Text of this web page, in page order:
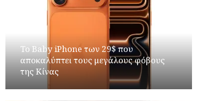
Το Baby iPhone των 29$ που
αποκαλύπτει τους μεγάλους φόβους
της Κίνας